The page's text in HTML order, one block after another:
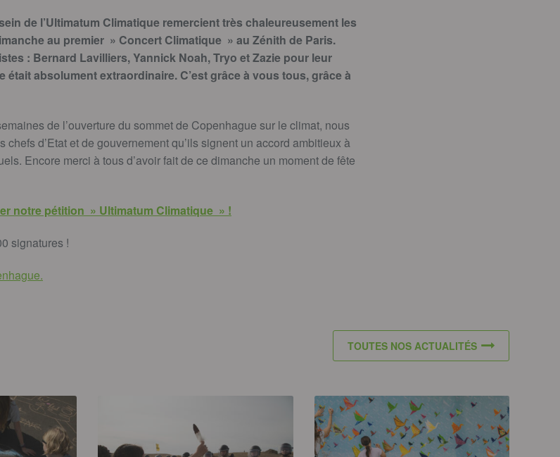
de l’Ultimatum Climatique remercient très chaleureusement les
au premier » Concert Climatique » au Zénith de Paris.
: Bernard Lavilliers, Yannick Noah, Tryo et Zazie pour leur
était absolument extraordinaire. C’est grâce à vous tous, grâce à
de l’ouverture du sommet de Copenhague sur le climat, nous
d’Etat et de gouvernement qu’ils signent un accord ambitieux à
Encore merci à tous d’avoir fait de ce dimanche un moment de fête
notre pétition » Ultimatum Climatique » !
signatures !
TOUTES NOS ACTUALITÉS